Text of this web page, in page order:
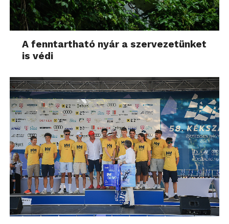
A fenntartható nyár a szervezetünket
is védi